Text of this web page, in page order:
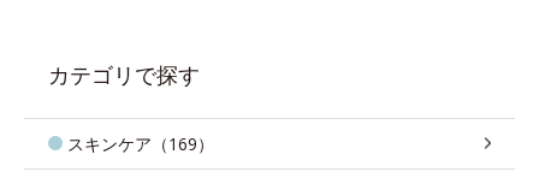
カテゴリで探す
スキンケア（169）